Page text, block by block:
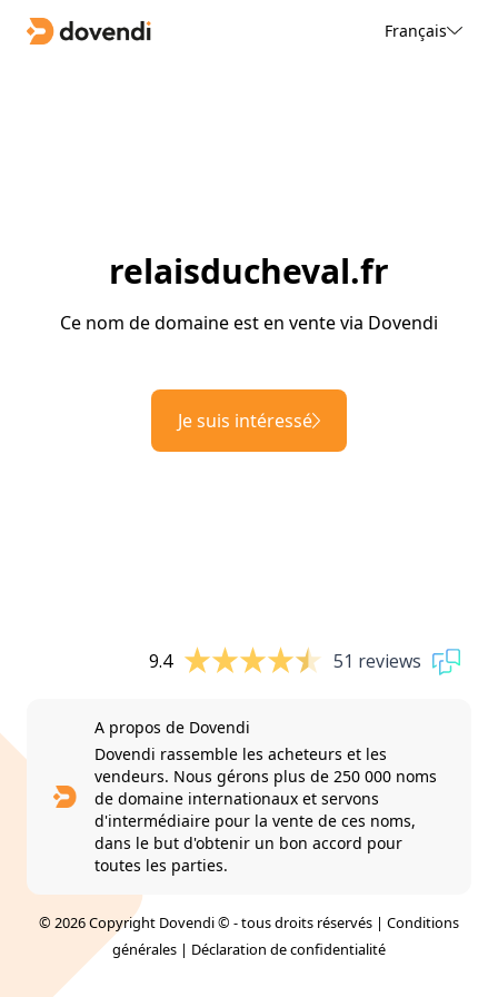
Français
relaisducheval.fr
Ce nom de domaine est en vente via Dovendi
Je suis intéressé
9.4 51 reviews
A propos de Dovendi
Dovendi rassemble les acheteurs et les
vendeurs. Nous gérons plus de 250 000 noms
de domaine internationaux et servons
d'intermédiaire pour la vente de ces noms,
dans le but d'obtenir un bon accord pour
toutes les parties.
© 2026 Copyright Dovendi © - tous droits réservés | Conditions
générales | Déclaration de confidentialité